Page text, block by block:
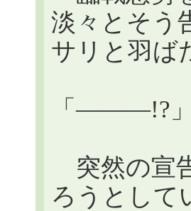
淡々とそう
サリと羽ば
「―――!?」
突然の宣
ろうとして